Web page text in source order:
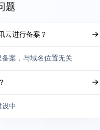
题
云进行备案？
案，与域名位置无关
中